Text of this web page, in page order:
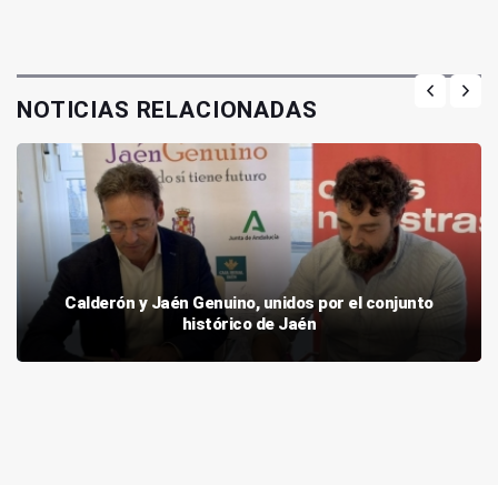
NOTICIAS RELACIONADAS
Calderón y Jaén Genuino, unidos por el conjunto
histórico de Jaén